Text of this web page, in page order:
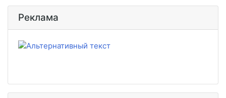
Реклама